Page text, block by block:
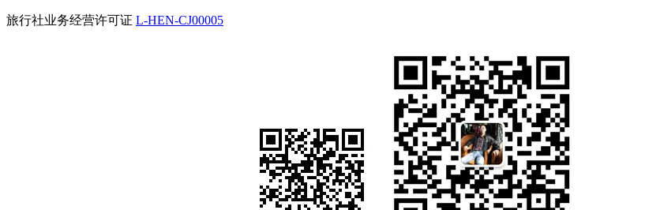
旅行社业务经营许可证 L-HEN-CJ00005